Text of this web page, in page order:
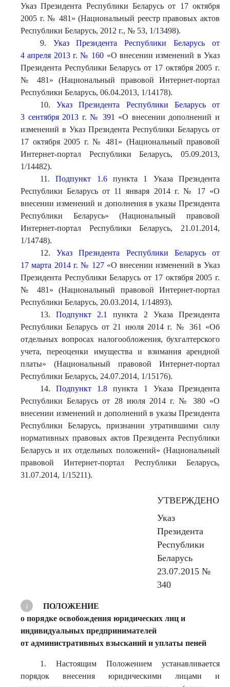
Указ Президента Республики Беларусь от 17 октября
2005 г. № 481» (Национальный реестр правовых актов
Республики Беларусь, 2012 г., № 53, 1/13498).
9. Указ Президента Республики Беларусь от
4 апреля 2013 г. № 160 «О внесении изменений в Указ
Президента Республики Беларусь от 17 октября 2005 г.
№ 481» (Национальный правовой Интернет-портал
Республики Беларусь, 06.04.2013, 1/14178).
10.Указ Президента Республики Беларусь от
3 сентября 2013 г. № 391 «О внесении дополнений и
изменений в Указ Президента Республики Беларусь от
17 октября 2005 г. № 481» (Национальный правовой
Интернет-портал Республики Беларусь, 05.09.2013,
1/14482).
11.Подпункт 1.6пункта 1 Указа Президента
Республики Беларусь от 11 января 2014 г. № 17 «О
внесении изменений и дополнения в указы Президента
Республики Беларусь» (Национальный правовой
Интернет-портал Республики Беларусь, 21.01.2014,
1/14748).
12.Указ Президента Республики Беларусь от
17 марта 2014 г. № 127«О внесении изменений в Указ
Президента Республики Беларусь от 17 октября 2005 г.
№ 481» (Национальный правовой Интернет-портал
Республики Беларусь, 20.03.2014, 1/14893).
13. Подпункт 2.1
пункта 2 Указа Президента
Республики Беларусь от 21 июля 2014 г. № 361 «Об
отдельных вопросах налогообложения, бухгалтерского
учета, переоценки имущества и взимания арендной
платы» (Национальный правовой Интернет-портал
Республики Беларусь, 24.07.2014, 1/15176).
14. Подпункт 1.8 пункта 1 Указа Президента
Республики Беларусь от 28 июля 2014 г. № 380 «О
внесении изменений и дополнений в указы Президента
Республики Беларусь, признании утратившими силу
нормативных правовых актов Президента Республики
Беларусь и их отдельных положений» (Национальный
правовой Интернет-портал Республики Беларусь,
31.07.2014, 1/15211).
УТВЕРЖДЕНО
Указ
Президента
Республики
Беларусь
23.07.2015 №
340
ПОЛОЖЕНИЕ
о порядке освобождения юридических лиц и
индивидуальных предпринимателей
от административных взысканий и уплаты пеней
1. Настоящим Положением устанавливается
порядок внесения юридическими лицами и